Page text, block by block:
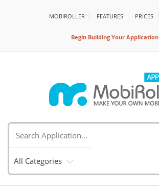
MOBIROLLER FEATURES PRİCES
Begin Building Your Application
All Categories